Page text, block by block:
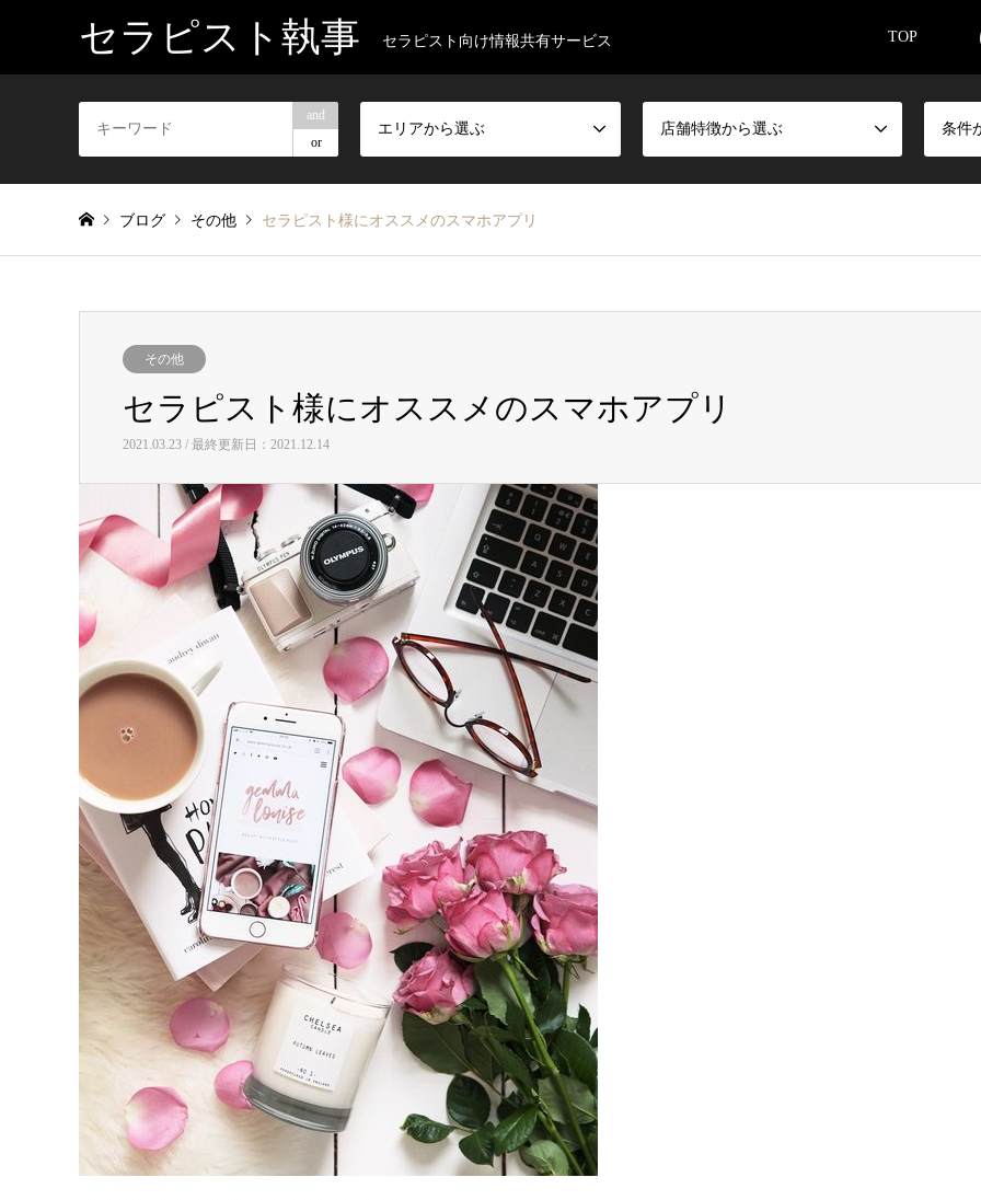
セラピスト執事 セラピスト向け情報共有サービス TOP
and
or
エリアから選ぶ 店舗特徴から選ぶ 条件
ブログ その他 セラピスト様にオススメのスマホアプリ
その他
セラピスト様にオススメのスマホアプリ
2021.03.23 / 最終更新日：2021.12.14